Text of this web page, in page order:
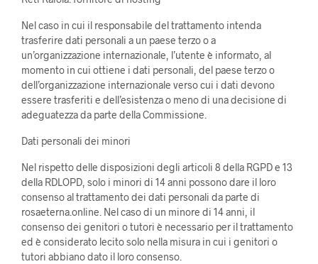
Nel caso in cui il responsabile del trattamento intenda
trasferire dati personali a un paese terzo o a
un’organizzazione internazionale, l’utente è informato, al
momento in cui ottiene i dati personali, del paese terzo o
dell’organizzazione internazionale verso cui i dati devono
essere trasferiti e dell’esistenza o meno di una decisione di
adeguatezza da parte della Commissione.
Dati personali dei minori
Nel rispetto delle disposizioni degli articoli 8 della RGPD e 13
della RDLOPD, solo i minori di 14 anni possono dare il loro
consenso al trattamento dei dati personali da parte di
rosaeterna.online. Nel caso di un minore di 14 anni, il
consenso dei genitori o tutori è necessario per il trattamento
ed è considerato lecito solo nella misura in cui i genitori o
tutori abbiano dato il loro consenso.